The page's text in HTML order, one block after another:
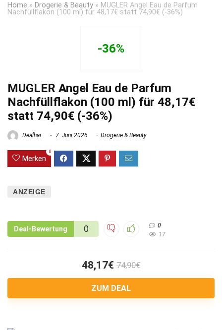
Home » Drogerie & Beauty » MUGLER Angel Eau de Parfum
Nachfüllflakon (100 ml) für 48,17€ statt 74,90€ (-36%)
-36%
MUGLER Angel Eau de Parfum
Nachfüllflakon (100 ml) für 48,17€
statt 74,90€ (-36%)
Dealhai 7. Juni 2026 Drogerie & Beauty
Merken
0
ANZEIGE
Deal-Bewertung 0
0
17
48,17€ 74,90€
ZUM DEAL